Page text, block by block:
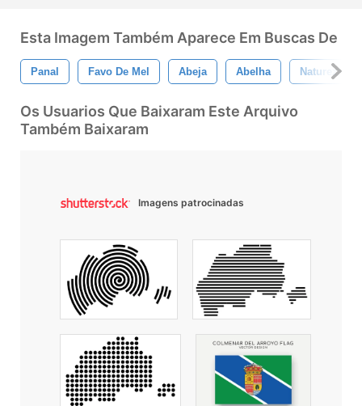
Esta Imagem Também Aparece Em Buscas De
Panal Favo De Mel Abeja Abelha Natureza
Os Usuarios Que Baixaram Este Arquivo
Também Baixaram
Imagens patrocinadas